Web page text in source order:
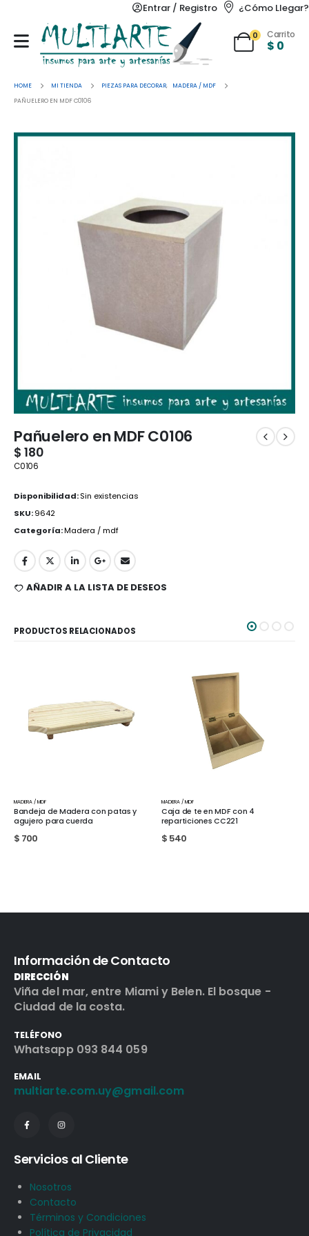
Entrar / Registro ¿Cómo Llegar?
0 Carrito
$ 0
HOME MI TIENDA PIEZAS PARA DECORAR,
MADERA / MDF
PAÑUELERO EN MDF C0106
Pañuelero en MDF C0106
$ 180
C0106
Disponibilidad:Sin existencias
SKU:9642
Categoría:Madera / mdf
AÑADIR A LA LISTA DE DESEOS
PRODUCTOS RELACIONADOS
MADERA / MDF
Caja de te en MDF con 4
reparticiones CC221
MADERA / MDF
Cuenta de madera 2cm
Información de Contacto
DIRECCIÓN
Viña del mar, entre Miami y Belen. El bosque -
Ciudad de la costa.
TELÉFONO
Whatsapp 093 844 059
EMAIL
multiarte.com.uy@gmail.com
Servicios al Cliente
Nosotros
Contacto
Términos y Condiciones
Política de Privacidad